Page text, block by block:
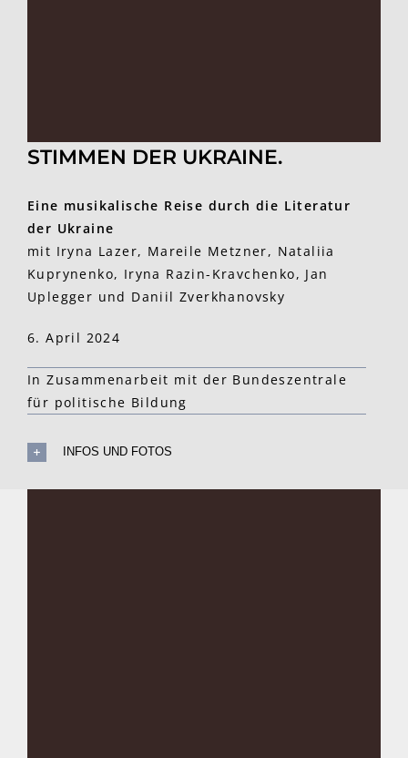
STIMMEN DER UKRAINE.
Eine musikalische Reise durch die Literatur
der Ukraine
mit Iryna Lazer, Mareile Metzner, Nataliia
Kuprynenko, Iryna Razin-Kravchenko, Jan
Uplegger und Daniil Zverkhanovsky
6. April 2024
In Zusammenarbeit mit der Bundeszentrale
für politische Bildung
INFOS UND FOTOS